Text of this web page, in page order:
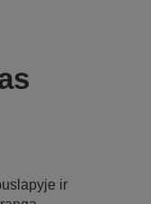
ir